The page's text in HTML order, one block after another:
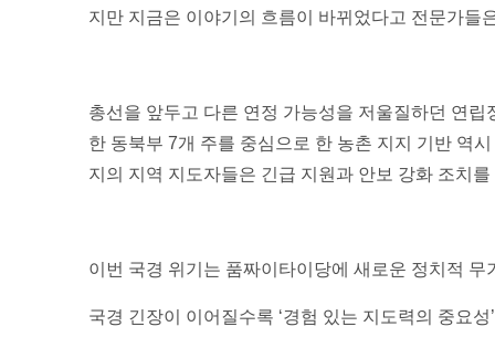
지만 지금은 이야기의 흐름이 바뀌었다고 전문가들
총선을 앞두고 다른 연정 가능성을 저울질하던 연
한 동북부 7개 주를 중심으로 한 농촌 지지 기반 역
지의 지역 지도자들은 긴급 지원과 안보 강화 조치
이번 국경 위기는 품짜이타이당에 새로운 정치적 무
국경 긴장이 이어질수록 ‘경험 있는 지도력의 중요